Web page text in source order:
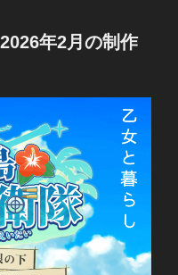
年2月の制作